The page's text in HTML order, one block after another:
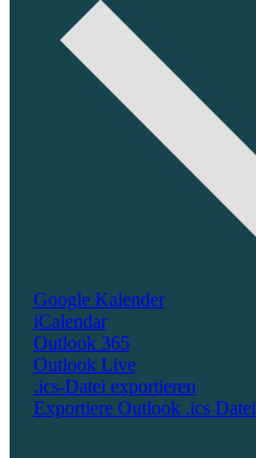
Google Kalender
iCalendar
Outlook 365
Outlook Live
.ics-Datei exportieren
Exportiere Outlook .ics Datei